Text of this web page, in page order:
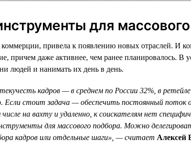
для
привела к появлению новых отраслей. И
причем даже активнее, чем ранее планировалось.
людей и нанимать их день в день.
кадров — в среднем по России 32%, в
Если стоит задача — обеспечить постоянный
на вахту и удаленно, к соискателям нет
для массового подбора. Можно
кадров или отдельные шаги», — считает Алексей